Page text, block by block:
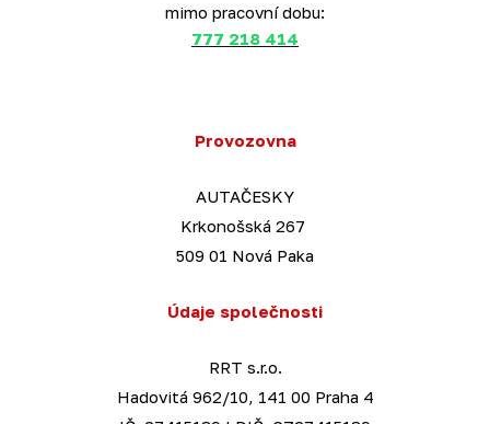
mimo pracovní dobu:
777 218 414
Provozovna
AUTAČESKY
Krkonošská 267
509 01 Nová Paka
Údaje společnosti
RRT s.r.o.
Hadovitá 962/10, 141 00 Praha 4